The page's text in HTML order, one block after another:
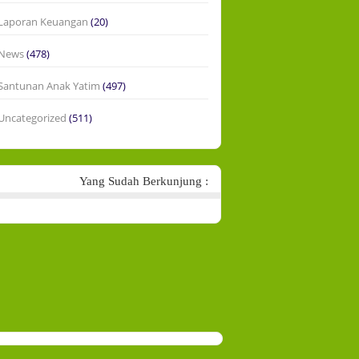
Keuangan (20)
(478)
Anak Yatim (497)
(511)
Yang Sudah Berkunjung :